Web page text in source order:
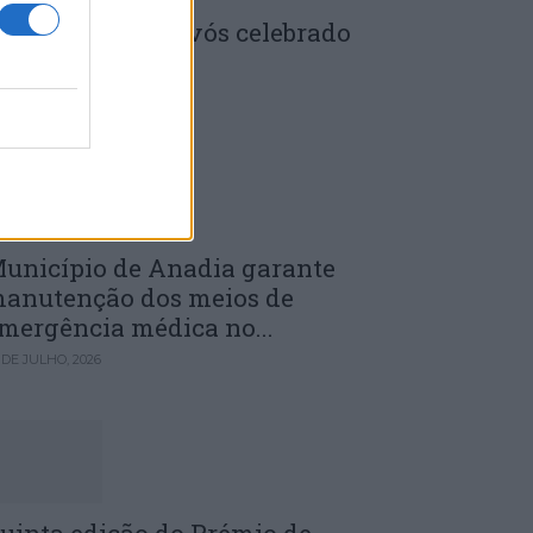
Dia dos Avós celebrado
JULHO, 2026
de Anadia garante
dos meios de
médica no...
JULHO, 2026